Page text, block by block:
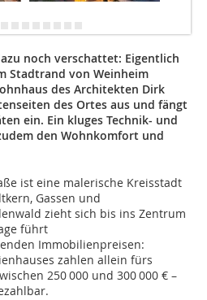
noch verschattet: Eigentlich
Stadtrand von Weinheim
des Architekten Dirk
des Ortes aus und fängt
ein. Ein kluges Technik- und
den Wohnkomfort und
ist eine malerische Kreisstadt
Gassen und
zieht sich bis ins Zentrum
führt
Immobilienpreisen:
zahlen allein fürs
250 000 und 300 000 € –